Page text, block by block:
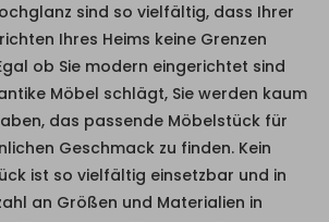
sind so vielfältig, dass Ihrer
Ihres Heims keine Grenzen
ob Sie modern eingerichtet sind
Möbel schlägt, Sie werden kaum
das passende Möbelstück für
Geschmack zu finden. Kein
ist so vielfältig einsetzbar und in
an Größen und Materialien in